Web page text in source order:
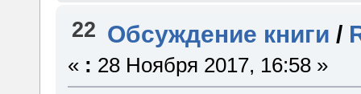
22 Обсуждение книги /
« : 28 Ноября 2017, 16:58 »